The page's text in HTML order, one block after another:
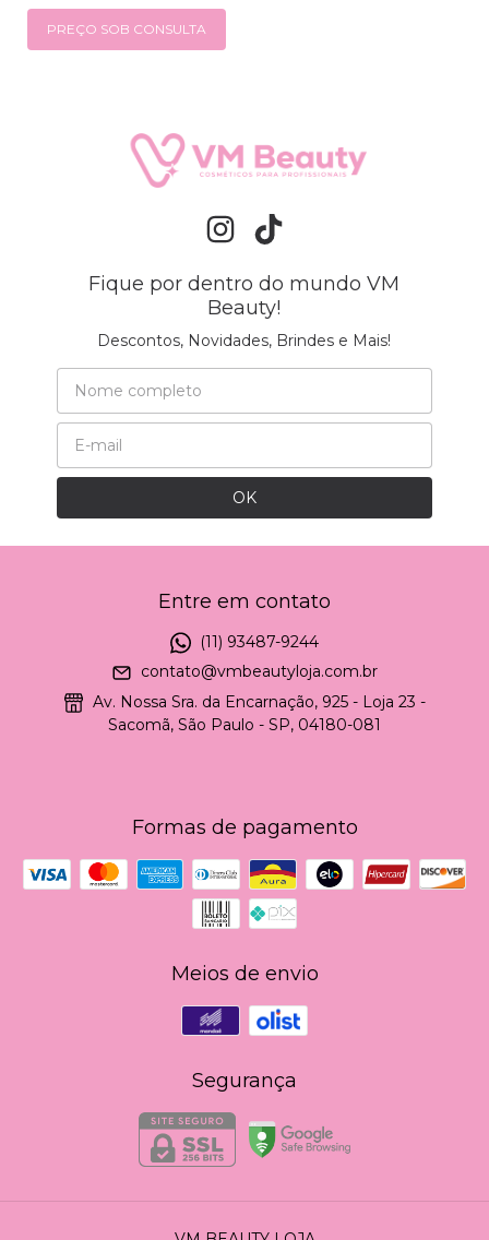
PREÇO SOB CONSULTA
Fique por dentro do mundo VM
Beauty!
Descontos, Novidades, Brindes e Mais!
Entre em contato
(11) 93487-9244
contato@vmbeautyloja.com.br
Av. Nossa Sra. da Encarnação, 925 - Loja 23 -
Sacomã, São Paulo - SP, 04180-081
Formas de pagamento
Meios de envio
Segurança